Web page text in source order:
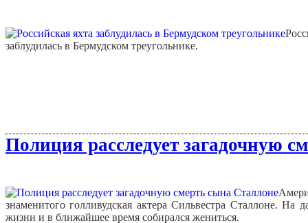
заблудилась в Бермудском треугольнике.
Полиция расследует загадочную
знаменитого голливудская актера Сильвестра Сталлоне.
жизни и в ближайшее время собирался жениться.